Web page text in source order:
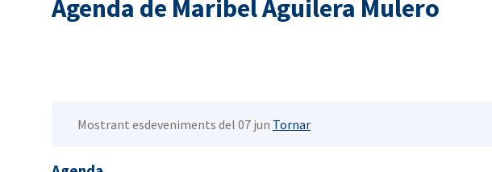
Agenda de Maribel Aguilera Mulero
Mostrant esdeveniments del 07 jun Tornar